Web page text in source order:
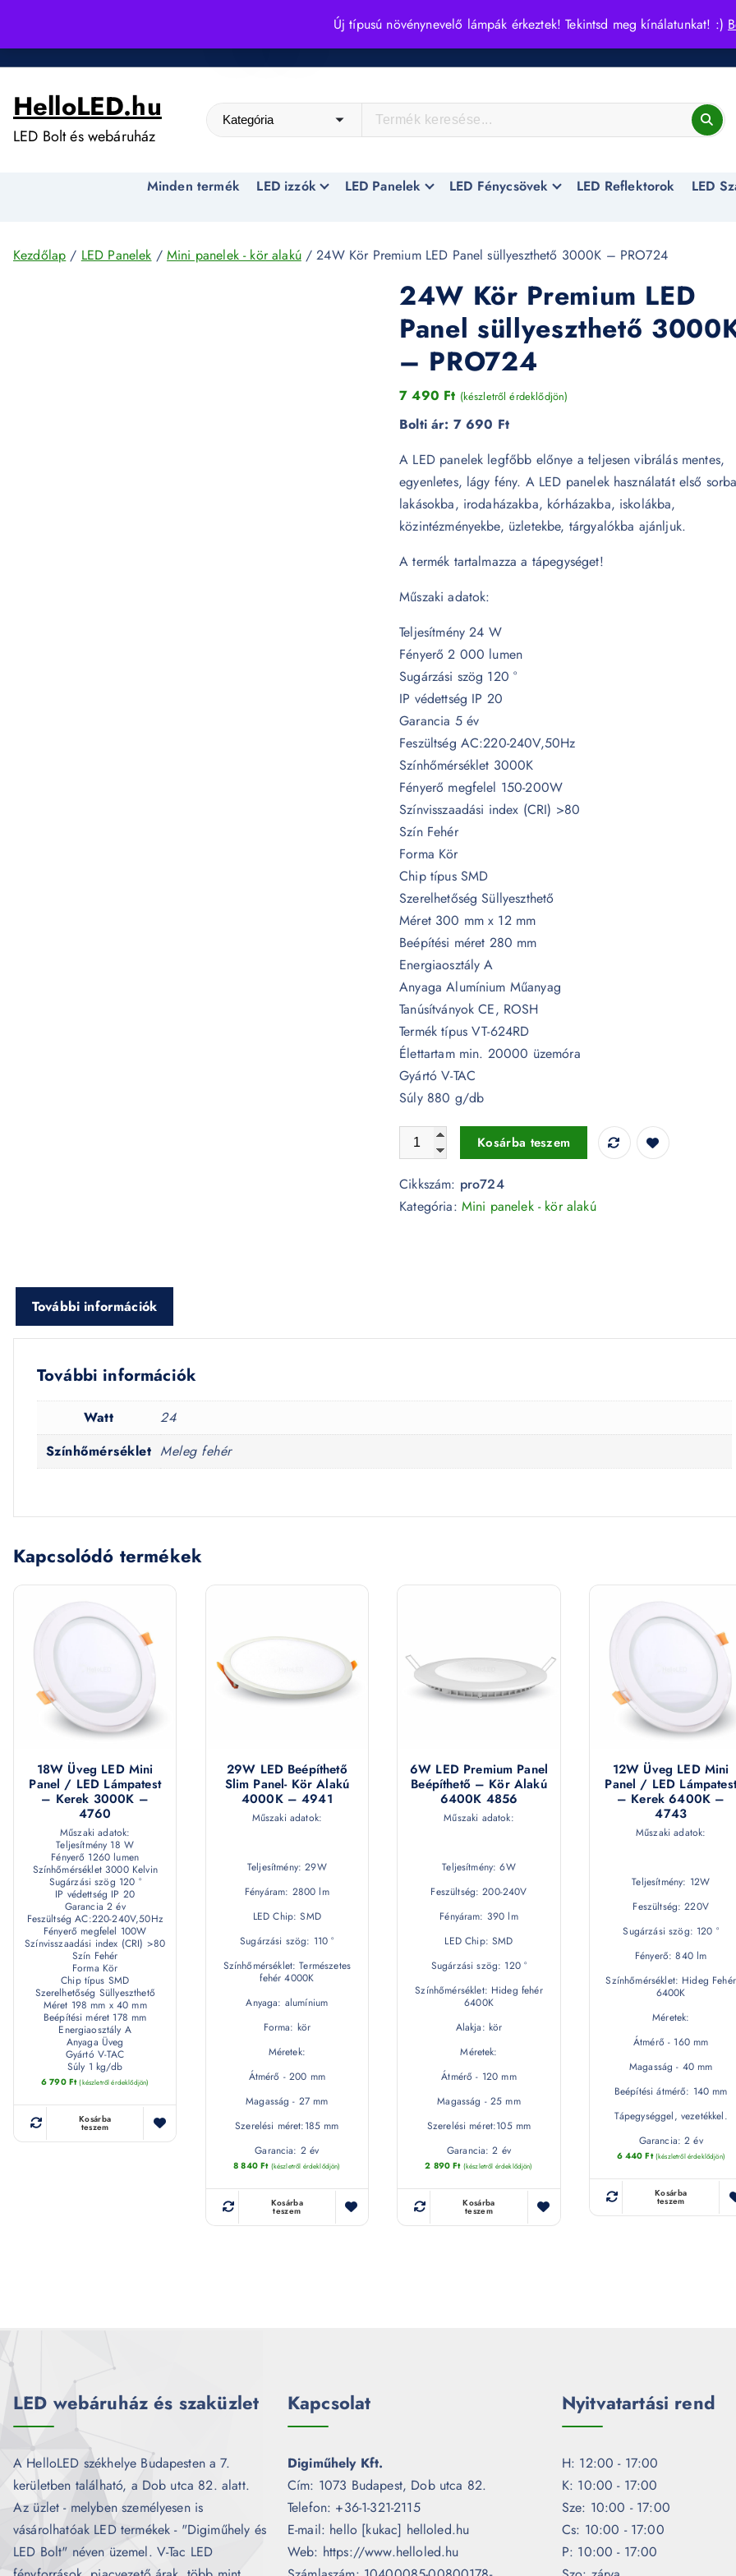
Új típusú növénynevelő lámpák érkeztek! Tekintsd meg kínálatunkat! :)
i
HelloLED.hu
LED Bolt és webáruház
Minden termék LED izzók LED Panelek LED Fénycsövek LED Reflektorok LED
Kezdőlap / LED Panelek /Mini panelek - kör alakú/ 24W Kör Premium LED Panel süllyeszthető 3000K – PRO724
24W Kör Premium LED
Panel süllyeszthető
– PRO724
7 490 Ft (készletről érdeklődjön)
Bolti ár: 7 690 Ft
A LED panelek legfőbb előnye a teljesen vibrálás mentes,
egyenletes, lágy fény. A LED panelek használatát első
lakásokba, irodaházakba, kórházakba, iskolákba,
közintézményekbe, üzletekbe, tárgyalókba ajánljuk.
A termék tartalmazza a tápegységet!
Műszaki adatok:
Teljesítmény 24 W
Fényerő 2 000 lumen
Sugárzási szög 120 °
IP védettség IP 20
Garancia 5 év
Feszültség AC:220-240V,50Hz
Színhőmérséklet 3000K
Fényerő megfelel 150-200W
Színvisszaadási index (CRI) >80
Szín Fehér
Forma Kör
Chip típus SMD
Szerelhetőség Süllyeszthető
Méret 300 mm x 12 mm
Beépítési méret 280 mm
Energiaosztály A
Anyaga Alumínium Műanyag
Tanúsítványok CE, ROSH
Termék típus VT-624RD
Élettartam min. 20000 üzemóra
Gyártó V-TAC
Súly 880 g/db
24W Kör Premium LED Panel süllyeszthető 3000K -
Kosárba teszem
Cikkszám: pro724
Kategória: Mini panelek - kör alakú
További információk
További információk
Watt
24
Színhőmérséklet Meleg fehér
Kapcsolódó termékek
18W Üveg LED Mini
Panel / LED Lámpatest
– Kerek 3000K –
4760
Műszaki adatok:
Teljesítmény 18 W
Fényerő 1260 lumen
Színhőmérséklet 3000 Kelvin
Sugárzási szög 120 °
IP védettség IP 20
Garancia 2 év
Feszültség AC:220-240V,50Hz
Fényerő megfelel 100W
Színvisszaadási index (CRI) >80
Szín Fehér
Forma Kör
Chip típus SMD
Szerelhetőség Süllyeszthető
Méret 198 mm x 40 mm
Beépítési méret 178 mm
Energiaosztály A
Anyaga Üveg
Gyártó V-TAC
Súly 1 kg/db
6 790 Ft (készletről érdeklődjön)
Kosárba
teszem
29W LED Beépíthető
Slim Panel- Kör Alakú
4000K – 4941
Műszaki adatok:
Teljesítmény: 29W
Fényáram: 2800 lm
LED Chip: SMD
Sugárzási szög: 110 °
Színhőmérséklet: Természetes
fehér 4000K
Anyaga: alumínium
Forma: kör
Méretek:
Átmérő - 200 mm
Magasság - 27 mm
Szerelési méret:185 mm
Garancia: 2 év
8 840Ft (készletről érdeklődjön)
Kosárba
teszem
6W LED Premium Panel
Beépíthető – Kör Alakú
6400K 4856
Műszaki adatok:
Teljesítmény: 6W
Feszültség: 200-240V
Fényáram: 390 lm
LED Chip: SMD
Sugárzási szög: 120 °
Színhőmérséklet: Hideg fehér
6400K
Alakja: kör
Méretek:
Átmérő - 120 mm
Magasság - 25 mm
Szerelési méret:105 mm
Garancia: 2 év
2 890Ft (készletről érdeklődjön)
Kosárba
teszem
12W Üveg LED Mini
Panel / LED Lámpatest
– Kerek 6400K –
4743
Műszaki adatok:
Teljesítmény: 12W
Feszültség: 220V
Sugárzási szög: 120 °
Fényerő: 840 lm
Színhőmérséklet: Hideg Fehér
6400K
Méretek:
Átmérő - 160 mm
Magasság - 40 mm
Beépítési átmérő: 140 mm
Tápegységgel, vezetékkel.
Garancia: 2 év
6 440Ft (készletről érdeklődjön)
Kosárba
teszem
LED webáruház és szaküzlet
A HelloLED székhelye Budapesten a 7.
kerületben található, a Dob utca 82. alatt.
Az üzlet - melyben személyesen is
vásárolhatóak LED termékek - "Digiműhely és
LED Bolt" néven üzemel. V-Tac LED
Kapcsolat
Digiműhely Kft.
Cím: 1073 Budapest, Dob utca 82.
Telefon: +36-1-321-2115
E-mail: hello [kukac] helloled.hu
Web: https://www.helloled.hu
Nyitvatartási rend
H: 12:00 - 17:00
K: 10:00 - 17:00
Sze: 10:00 - 17:00
Cs: 10:00 - 17:00
P: 10:00 - 17:00